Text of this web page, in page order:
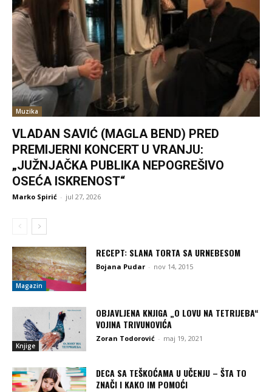
Muzika
VLADAN SAVIĆ (MAGLA BEND) PRED
PREMIJERNI KONCERT U VRANJU:
„JUŽNJAČKA PUBLIKA NEPOGREŠIVO
OSEĆA ISKRENOST“
Marko Spirić - jul 27, 2026
Magazin
RECEPT: SLANA TORTA SA URNEBESOM
Bojana Pudar - nov 14, 2015
Knjige
OBJAVLJENA KNJIGA „O LOVU NA TETRIJEBA“
VOJINA TRIVUNOVIĆA
Zoran Todorović - maj 19, 2021
DECA SA TEŠKOĆAMA U UČENJU – ŠTA TO
ZNAČI I KAKO IM POMOĆI